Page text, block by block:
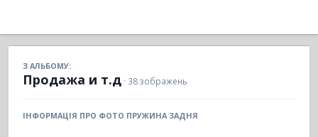
З АЛЬБОМУ:
Продажа и т.д · 38 зображень
ІНФОРМАЦІЯ ПРО ФОТО ПРУЖИНА ЗАДНЯ